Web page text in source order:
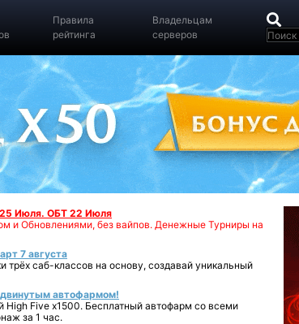
Правила
рейтинга
Владельцам
серверов
Июля. ОБТ 22 Июля
и Обновлениями, без вайпов. Денежные Турниры на
7 августа
саб-классов на основу, создавай уникальный
автофармом!
Five x1500. Бесплатный автофарм со всеми
за 1 час.